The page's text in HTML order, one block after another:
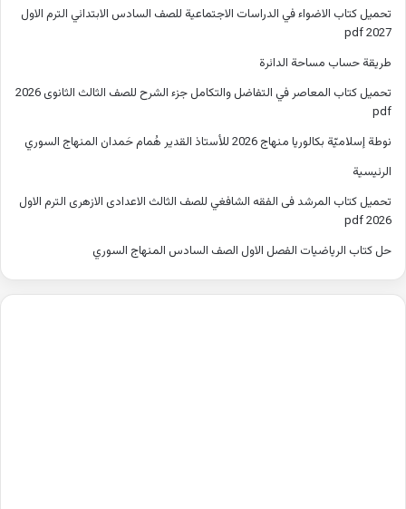
تحميل كتاب الاضواء في الدراسات الاجتماعية للصف السادس الابتدائي الترم الاول
2027 pdf
طريقة حساب مساحة الدائرة
تحميل كتاب المعاصر في التفاضل والتكامل جزء الشرح للصف الثالث الثانوى 2026
pdf
نوطة إسلاميّة بكالوريا منهاج 2026 للأستاذ القدير هُمام حَمدان المنهاج السوري
الرئيسية
تحميل كتاب المرشد فى الفقه الشافغي للصف الثالث الاعدادى الازهرى الترم الاول
2026 pdf
حل كتاب الرياضيات الفصل الاول الصف السادس المنهاج السوري